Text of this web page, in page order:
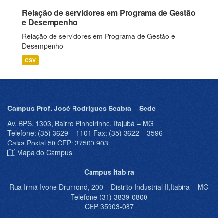
Relação de servidores em Programa de Gestão
e Desempenho
Relação de servidores em Programa de Gestão e
Desempenho
CSV
Campus Prof. José Rodrigues Seabra – Sede
Av. BPS, 1303, Bairro Pinheirinho, Itajubá – MG
Telefone: (35) 3629 – 1101 Fax: (35) 3622 – 3596
Caixa Postal 50 CEP: 37500 903
Mapa do Campus
Campus Itabira
Rua Irmã Ivone Drumond, 200 – Distrito Industrial II,Itabira – MG
Telefone (31) 3839-0800
CEP 35903-087